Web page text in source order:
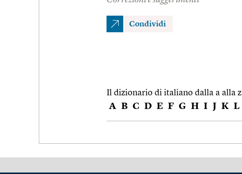
Condividi
Il dizionario di italiano dalla a alla z
A B C D E F G H I J K L